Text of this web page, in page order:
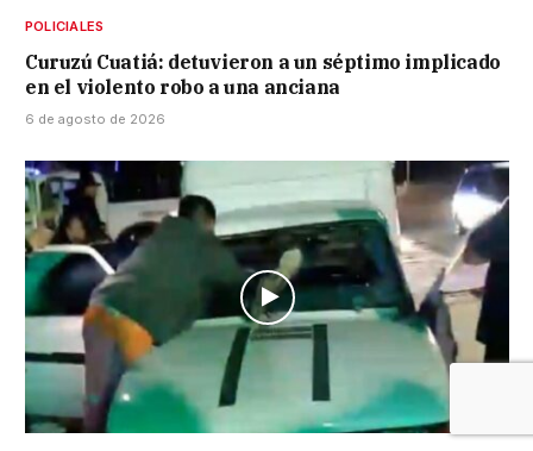
POLICIALES
Curuzú Cuatiá: detuvieron a un séptimo implicado
en el violento robo a una anciana
6 de agosto de 2026